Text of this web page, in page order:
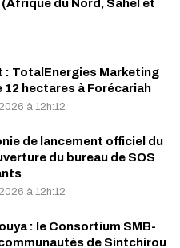
du Nord, Sahel et
: TotalEnergies Marketing
12 hectares à Forécariah
à 12h:12
de lancement officiel du
du bureau de SOS
à 12h:12
: le Consortium SMB-
de Sintchirou